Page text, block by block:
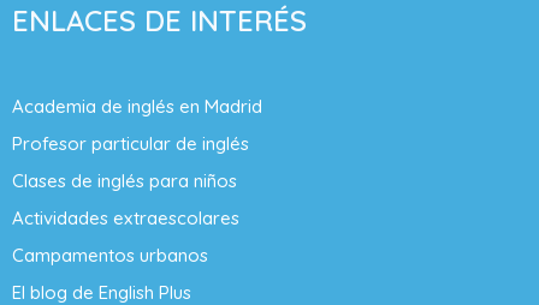
ENLACES DE INTERÉS
Academia de inglés en Madrid
Profesor particular de inglés
Clases de inglés para niños
Actividades extraescolares
Campamentos urbanos
El blog de English Plus